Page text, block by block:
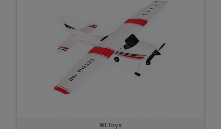
WLToys